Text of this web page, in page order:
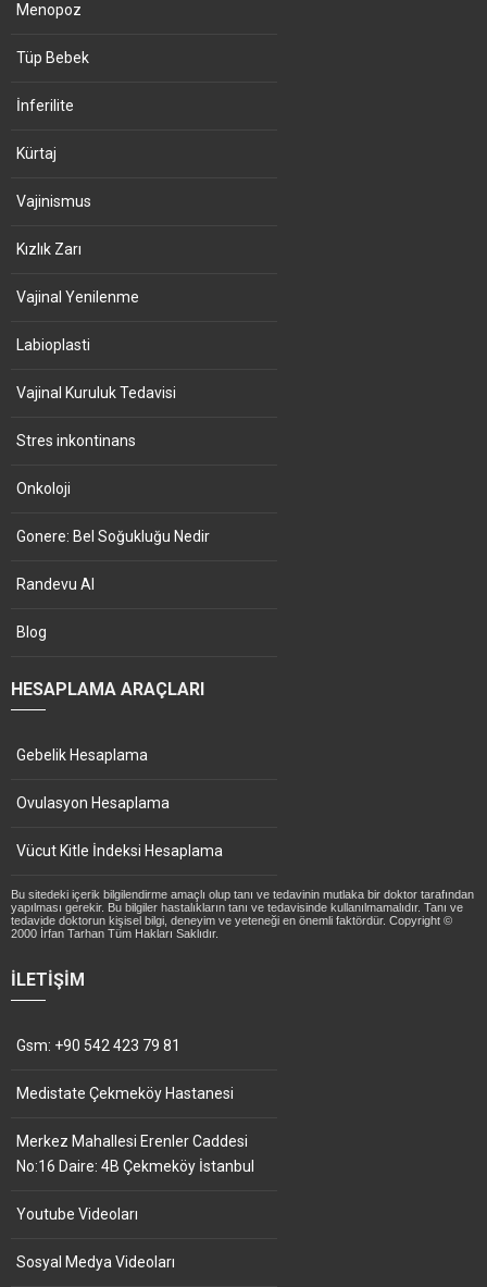
Menopoz
Tüp Bebek
İnferilite
Kürtaj
Vajinismus
Kızlık Zarı
Vajinal Yenilenme
Labioplasti
Vajinal Kuruluk Tedavisi
Stres inkontinans
Onkoloji
Gonere: Bel Soğukluğu Nedir
Randevu Al
Blog
HESAPLAMA ARAÇLARI
Gebelik Hesaplama
Ovulasyon Hesaplama
Vücut Kitle İndeksi Hesaplama
Bu sitedeki içerik bilgilendirme amaçlı olup tanı ve tedavinin mutlaka bir doktor tarafından
yapılması gerekir. Bu bilgiler hastalıkların tanı ve tedavisinde kullanılmamalıdır. Tanı ve
tedavide doktorun kişisel bilgi, deneyim ve yeteneği en önemli faktördür. Copyright ©
2000 İrfan Tarhan Tüm Hakları Saklıdır.
İLETIŞIM
Gsm: +90 542 423 79 81
Medistate Çekmeköy Hastanesi
Merkez Mahallesi Erenler Caddesi
No:16 Daire: 4B Çekmeköy İstanbul
Youtube Videoları
Sosyal Medya Videoları